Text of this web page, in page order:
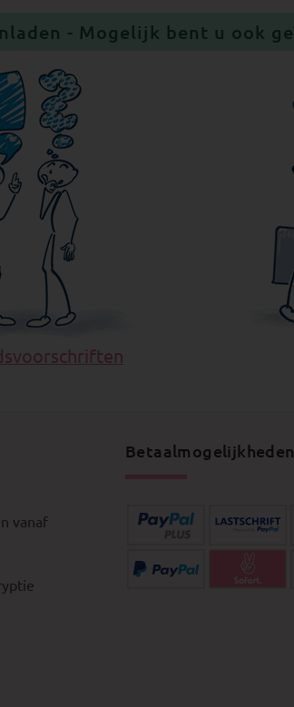
- Mogelijk bent u ook
vanaf
Betaalmogelijkheden